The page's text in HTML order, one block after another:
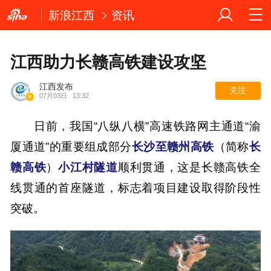
新浪江西 资讯
江西助力长赣高铁建设攻坚
江西发布
07月03日 13:32
关注
日前，我国“八纵八横”高速铁路网主通道“渝
厦通道”的重要组成部分长沙至赣州高铁（简称长
赣高铁）小江村隧道顺利贯通，这是长赣高铁全
线贯通的首座隧道，标志着项目建设取得阶段性
突破。